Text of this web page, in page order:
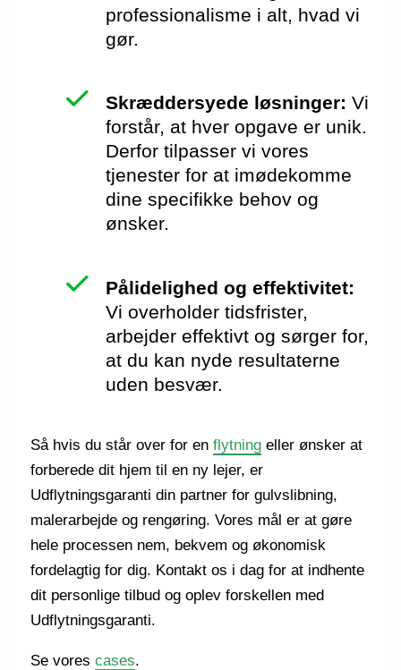
professionalisme i alt, hvad vi
gør.
Skræddersyede løsninger: Vi
forstår, at hver opgave er unik.
Derfor tilpasser vi vores
tjenester for at imødekomme
dine specifikke behov og
ønsker.
Pålidelighed og effektivitet:
Vi overholder tidsfrister,
arbejder effektivt og sørger for,
at du kan nyde resultaterne
uden besvær.
Så hvis du står over for enflytning eller ønsker at
forberede dit hjem til en ny lejer, er
Udflytningsgaranti din partner for gulvslibning,
malerarbejde og rengøring. Vores mål er at gøre
hele processen nem, bekvem og økonomisk
fordelagtig for dig. Kontakt os i dag for at indhente
dit personlige tilbud og oplev forskellen med
Udflytningsgaranti.
Se vorescases.